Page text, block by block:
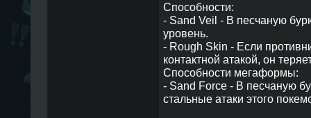
Способности:
- Sand Veil - В песчаную
уровень.
- Rough Skin - Если
контактной атакой, он
Способности мегаформы:
- Sand Force - В песчаную
стальные атаки этого